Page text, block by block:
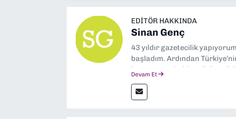
EDITÖR HAKKINDA
Sinan Genç
43 yıldır gazetecilik
başladım. Ardından
boyunca muhabir, editör,
anda Dokuz Eylül
Devam Et